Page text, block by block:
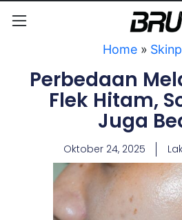
Home»
Perbedaan
Flek Hitam,
Juga
Oktober 24, 2025